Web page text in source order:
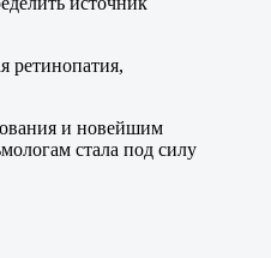
ретинопатия,
и новейшим
стала под силу